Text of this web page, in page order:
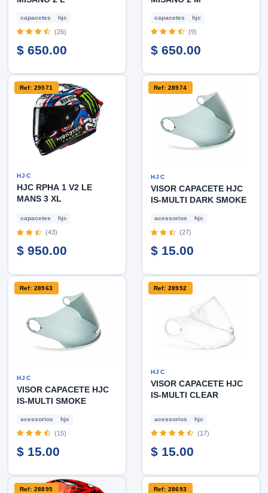
capacetes hjc
(26)
$ 650.00
capacetes hjc
(9)
$ 650.00
Ref: 29571
HJC
HJC RPHA 1 V2 LE
MANS 3 XL
capacetes hjc
(43)
$ 950.00
Ref: 28974
HJC
VISOR CAPACETE HJC
IS-MULTI DARK SMOKE
acessorios hjc
(27)
$ 15.00
Ref: 28963
HJC
VISOR CAPACETE HJC
IS-MULTI SMOKE
acessorios hjc
(15)
$ 15.00
Ref: 28952
HJC
VISOR CAPACETE HJC
IS-MULTI CLEAR
acessorios hjc
(17)
$ 15.00
Ref: 28895 Ref: 28693